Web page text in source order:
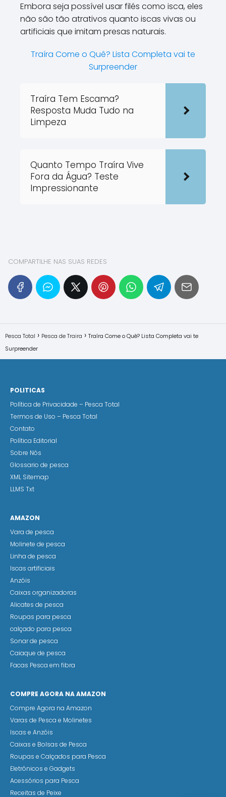
Embora seja possível usar filés como isca, eles
não são tão atrativos quanto iscas vivas ou
artificiais que imitam presas naturais.
Traíra Come o Quê? Lista Completa vai te
Surpreender
Traíra Tem Escama?
Resposta Muda Tudo na
Limpeza
Quanto Tempo Traíra Vive
Fora da Água? Teste
Impressionante
COMPARTILHE NAS SUAS REDES
Pesca Total Pesca de Traira
Traíra Come o Quê? Lista Completa vai te
Surpreender
POLITICAS
Política de Privacidade – Pesca Total
Termos de Uso – Pesca Total
Contato
Política Editorial
Sobre Nós
Glossario de pesca
XML Sitemap
LLMS Txt
AMAZON
Vara de pesca
Molinete de pesca
Linha de pesca
Iscas artificiais
Anzóis
Caixas organizadoras
Alicates de pesca
Roupas para pesca
calçado para pesca
Sonar de pesca
Caiaque de pesca
Facas Pesca em fibra
COMPRE AGORA NA AMAZON
Compre Agora na Amazon
Varas de Pesca e Molinetes
Iscas e Anzóis
Caixas e Bolsas de Pesca
Roupas e Calçados para Pesca
Eletrônicos e Gadgets
Acessórios para Pesca
Receitas de Peixe